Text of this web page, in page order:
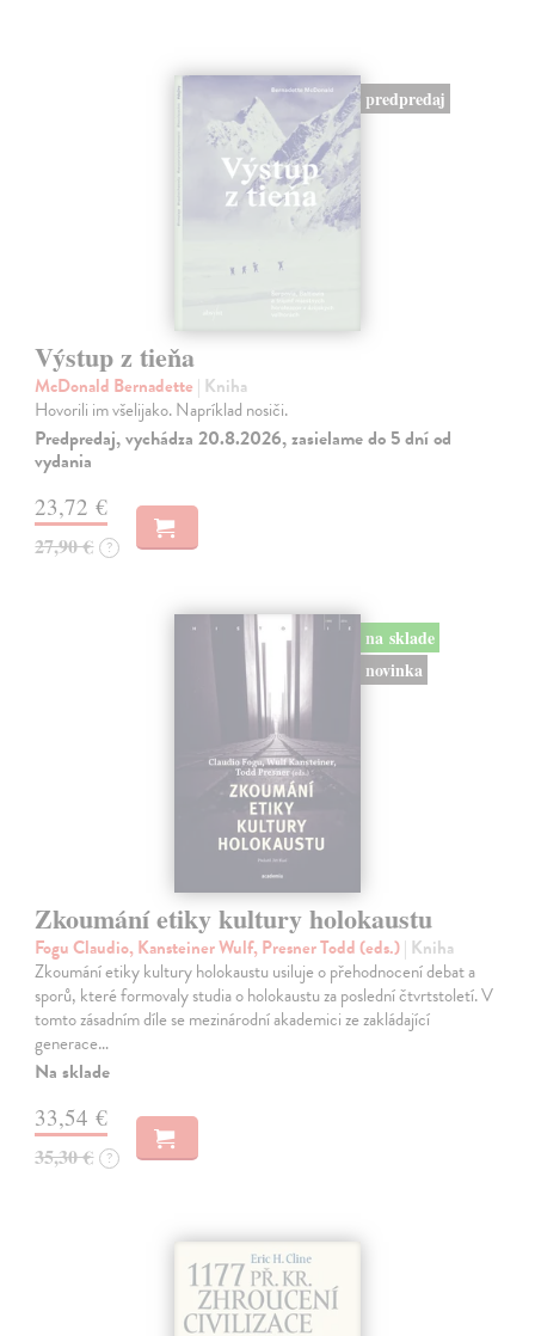
predpredaj
Výstup z tieňa
McDonald Bernadette | Kniha
Hovorili im všelijako. Napríklad nosiči.
Predpredaj, vychádza 20.8.2026, zasielame do 5 dní od
vydania
23,72 €
27,90 € ?
na sklade
novinka
Zkoumání etiky kultury holokaustu
Fogu Claudio, Kansteiner Wulf, Presner Todd (eds.)| Kniha
Zkoumání etiky kultury holokaustu usiluje o přehodnocení debat a
sporů, které formovaly studia o holokaustu za poslední čtvrtstoletí. V
tomto zásadním díle se mezinárodní akademici ze zakládající
generace…
Na sklade
33,54 €
35,30 € ?